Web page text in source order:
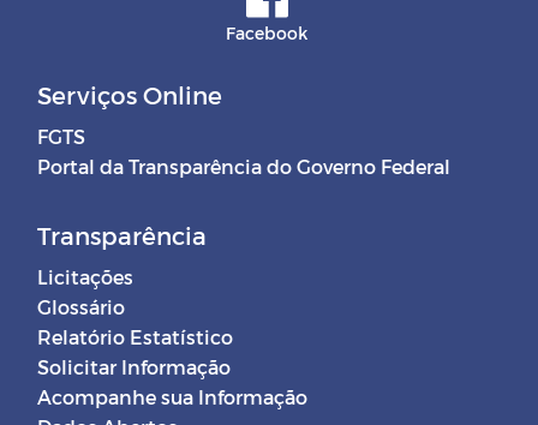
Facebook
Serviços Online
FGTS
Portal da Transparência do Governo Federal
Transparência
Licitações
Glossário
Relatório Estatístico
Solicitar Informação
Acompanhe sua Informação